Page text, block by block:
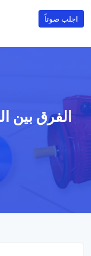
اجلب صوتاً
الفرق بين